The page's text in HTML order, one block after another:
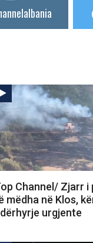
Channel/ Zjarr i
mëdha në Klos,
urgjente